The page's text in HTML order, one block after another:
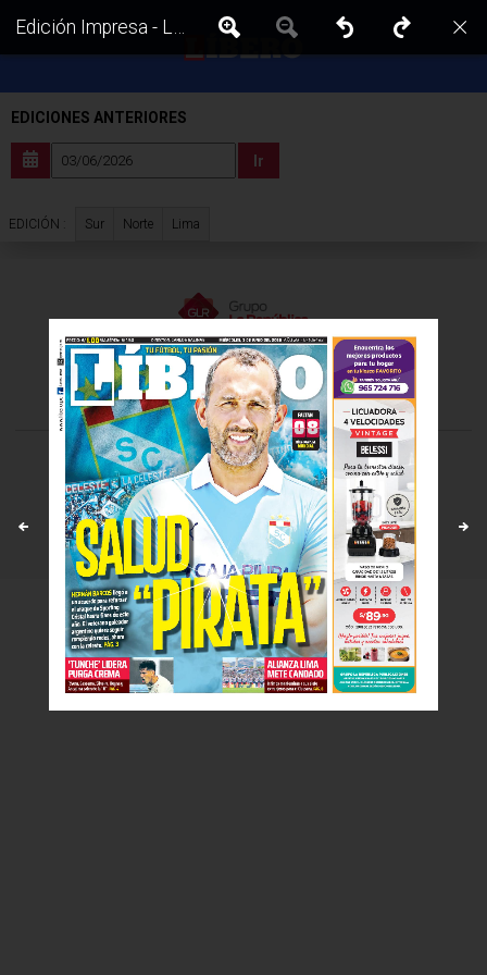
EDICIONES ANTERIORES
Ir
EDICIÓN : Sur Norte Lima
Edición Impresa - Libero | Sur - Miercoles 03 de Junio del 2026
VISITA LAS EDICIONES IMPRESAS DE:
©Todos los derechos reservados - 2026
Políticas y estandares Contáctenos